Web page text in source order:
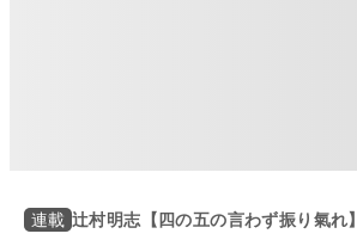
連載 辻村明志【四の五の言わず振り氣れ】